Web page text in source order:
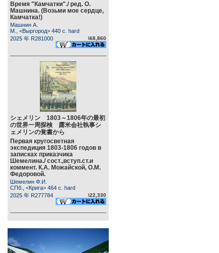
Время "Камчатки"./ ред. О.
Машнина. (Возьми мое сердце,
Камчатка!)
Машнин А.
М., <Выргород> 440 c. hard
2025 年 R281000
\68,860
シェメリン 1803～1806年の最初
の世界一周探検 露米会社執事シ
ェメリンの覚書から
Первая кругосветная
экспедиция 1803-1806 годов в
записках приказчика
Шемелина./ сост.,вступ.ст.и
коммент. К.А. Можайской, О.М.
Федоровой.
Шемелин Ф.И.
СПб., <Крига> 464 c. hard
2025 年 R277784
\22,330